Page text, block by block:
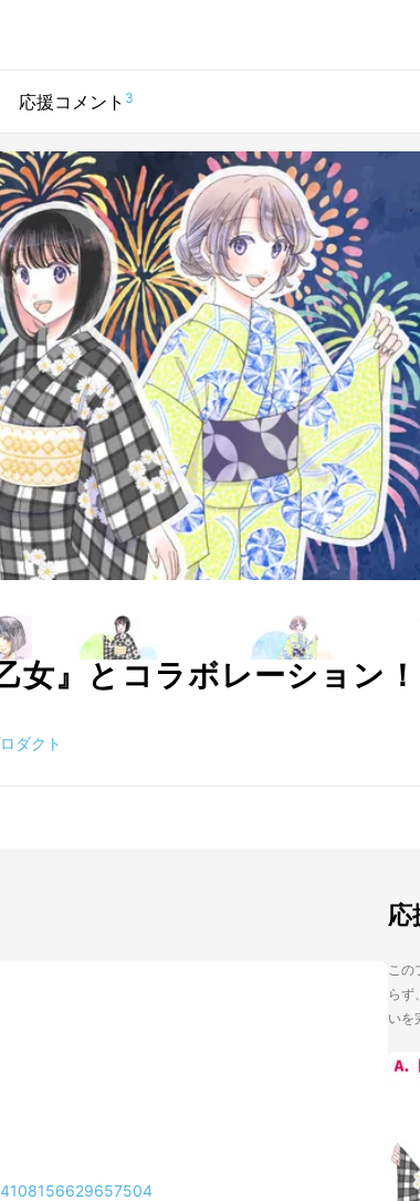
応援コメント 3
女』とコラボレーション
ダクト
応
この
らず
いを